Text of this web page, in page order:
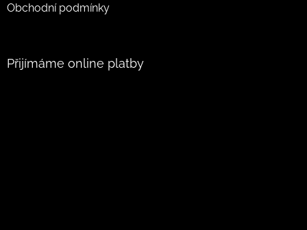
Obchodní podmínky
Přijímáme online platby